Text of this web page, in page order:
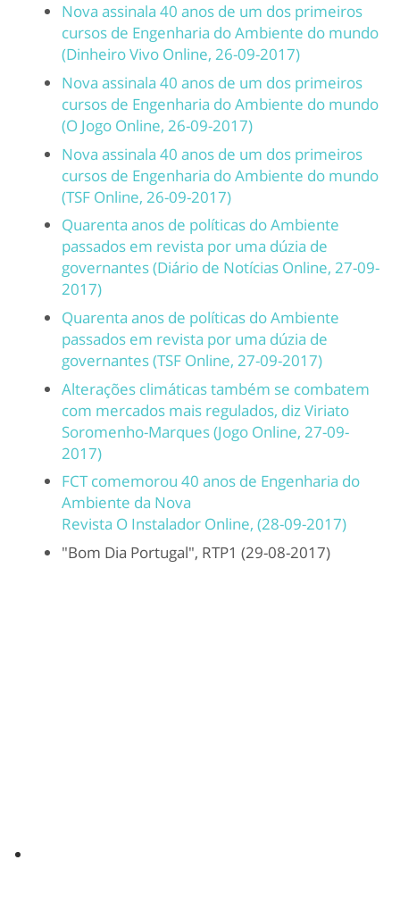
Nova assinala 40 anos de um dos primeiros
cursos de Engenharia do Ambiente do mundo
(Dinheiro Vivo Online, 26-09-2017)
Nova assinala 40 anos de um dos primeiros
cursos de Engenharia do Ambiente do mundo
(O Jogo Online, 26-09-2017)
Nova assinala 40 anos de um dos primeiros
cursos de Engenharia do Ambiente do mundo
(TSF Online, 26-09-2017)
Quarenta anos de políticas do Ambiente
passados em revista por uma dúzia de
governantes (Diário de Notícias Online, 27-09-
2017)
Quarenta anos de políticas do Ambiente
passados em revista por uma dúzia de
governantes (TSF Online, 27-09-2017)
Alterações climáticas também se combatem
com mercados mais regulados, diz Viriato
Soromenho-Marques (Jogo Online, 27-09-
2017)
FCT comemorou 40 anos de Engenharia do
Ambiente da Nova
Revista O Instalador Online, (28-09-2017)
"Bom Dia Portugal", RTP1 (29-08-2017)